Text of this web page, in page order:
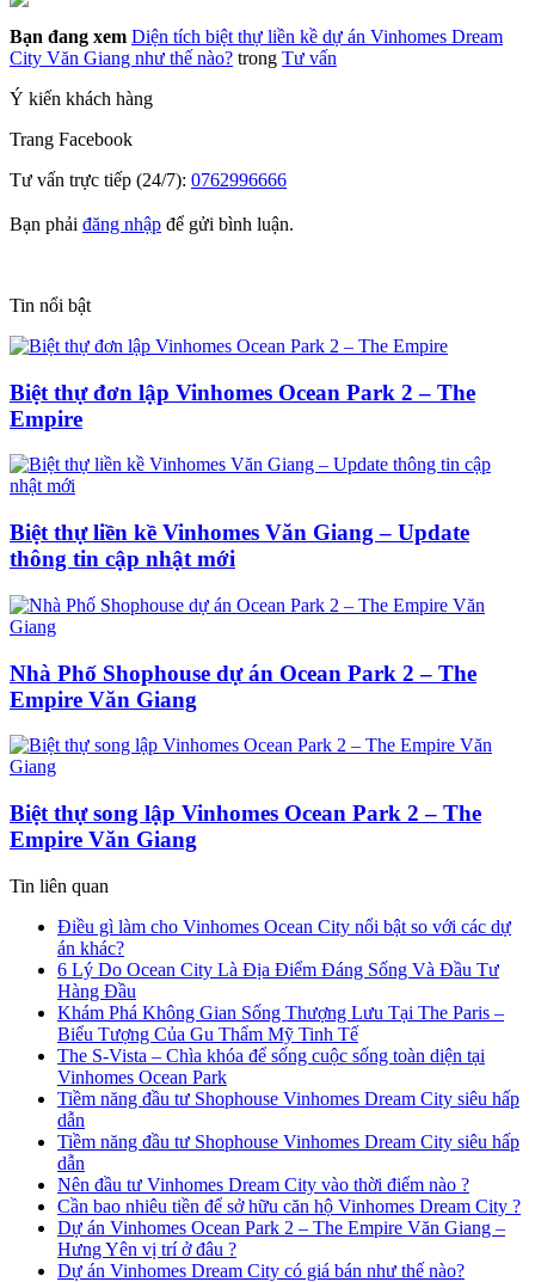
Bạn đang xem Diện tích biệt thự liền kề dự án Vinhomes Dream
City Văn Giang như thế nào? trong Tư vấn
Ý kiến khách hàng
Trang Facebook
Tư vấn trực tiếp (24/7): 0762996666
Bạn phải đăng nhập để gửi bình luận.
Tin nổi bật
Biệt thự đơn lập Vinhomes Ocean Park 2 – The
Empire
Biệt thự liền kề Vinhomes Văn Giang – Update
thông tin cập nhật mới
Nhà Phố Shophouse dự án Ocean Park 2 – The
Empire Văn Giang
Biệt thự song lập Vinhomes Ocean Park 2 – The
Empire Văn Giang
Tin liên quan
Điều gì làm cho Vinhomes Ocean City nổi bật so với các dự
án khác?
6 Lý Do Ocean City Là Địa Điểm Đáng Sống Và Đầu Tư
Hàng Đầu
Khám Phá Không Gian Sống Thượng Lưu Tại The Paris –
Biểu Tượng Của Gu Thẩm Mỹ Tinh Tế
The S-Vista – Chìa khóa để sống cuộc sống toàn diện tại
Vinhomes Ocean Park
Tiềm năng đầu tư Shophouse Vinhomes Dream City siêu hấp
dẫn
Tiềm năng đầu tư Shophouse Vinhomes Dream City siêu hấp
dẫn
Nên đầu tư Vinhomes Dream City vào thời điểm nào ?
Cần bao nhiêu tiền để sở hữu căn hộ Vinhomes Dream City ?
Dự án Vinhomes Ocean Park 2 – The Empire Văn Giang –
Hưng Yên vị trí ở đâu ?
Dự án Vinhomes Dream City có giá bán như thế nào?